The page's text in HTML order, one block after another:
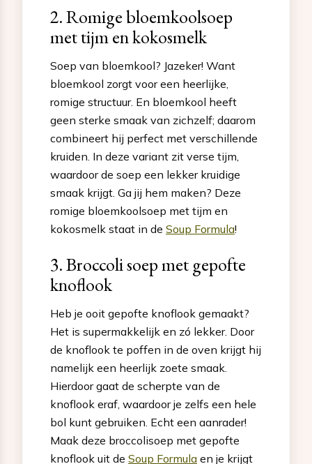
2. Romige bloemkoolsoep
met tijm en kokosmelk
Soep van bloemkool? Jazeker! Want
bloemkool zorgt voor een heerlijke,
romige structuur. En bloemkool heeft
geen sterke smaak van zichzelf; daarom
combineert hij perfect met verschillende
kruiden. In deze variant zit verse tijm,
waardoor de soep een lekker kruidige
smaak krijgt. Ga jij hem maken? Deze
romige bloemkoolsoep met tijm en
kokosmelk staat in de Soup Formula!
3. Broccoli soep met gepofte
knoflook
Heb je ooit gepofte knoflook gemaakt?
Het is supermakkelijk en zó lekker. Door
de knoflook te poffen in de oven krijgt hij
namelijk een heerlijk zoete smaak.
Hierdoor gaat de scherpte van de
knoflook eraf, waardoor je zelfs een hele
bol kunt gebruiken. Echt een aanrader!
Maak deze broccolisoep met gepofte
knoflook uit de Soup Formula en je krijgt